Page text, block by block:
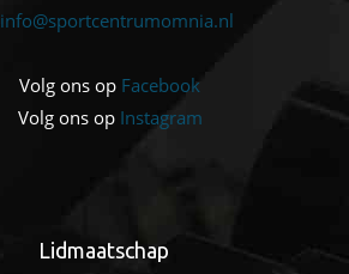
info@sportcentrumomnia.nl
Volg ons op Facebook
Volg ons op Instagram
Lidmaatschap